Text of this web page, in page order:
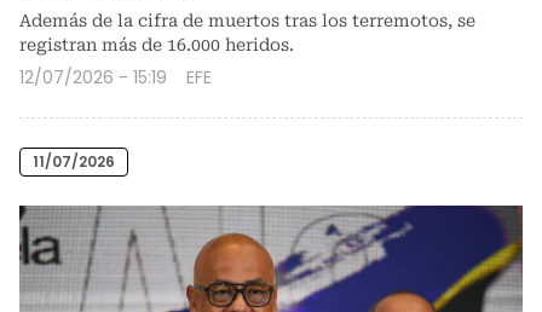
Además de la cifra de muertos tras los terremotos, se
registran más de 16.000 heridos.
12/07/2026 - 15:19 EFE
11/07/2026